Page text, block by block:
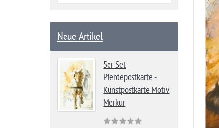
Neue Artikel
5er Set
Pferdepostkarte -
Kunstpostkarte Motiv
Merkur